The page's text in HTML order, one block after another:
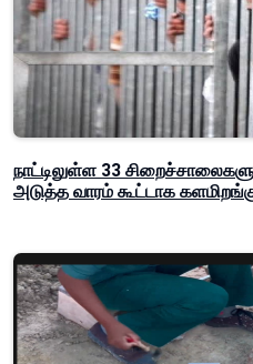
நாட்டிலுள்ள 33
அடுத்த வாரம் கூட்டாக